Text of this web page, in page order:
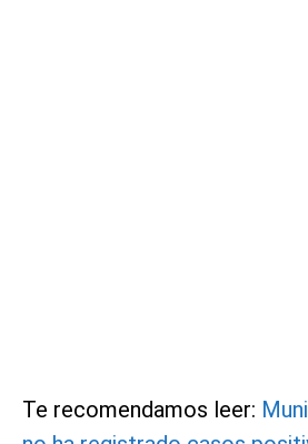
Te recomendamos leer: